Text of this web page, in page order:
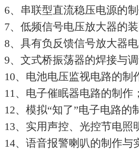
6、串联型直流稳压电源的制
7、低频信号电压放大器的装
8、具有负反馈信号放大器
9、文式桥振荡器的焊接与调
10、电池电压监视电路的制
11、电子催眠器电路的制作；
12、模拟“知了”电子电路的
13、实用声控、光控节电照
14、语音报警喇叭的制作与